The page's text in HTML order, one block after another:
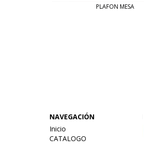
PLAFON MESA
NAVEGACIÓN
Inicio
CATALOGO